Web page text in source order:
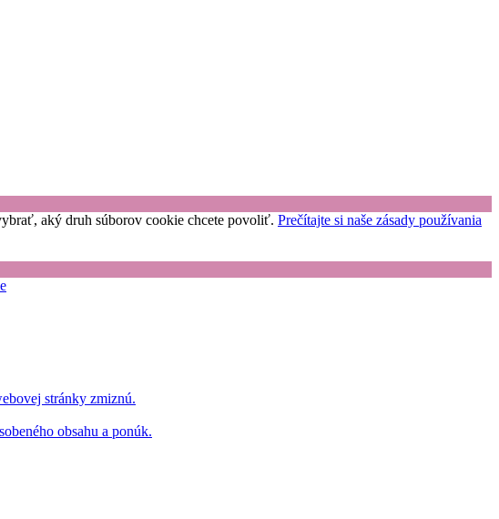
aký druh súborov cookie chcete povoliť. Prečítajte si naše zásady používania
stránky zmiznú.
obsahu a ponúk.